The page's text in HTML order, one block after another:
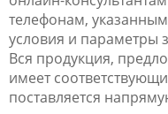
телефонам,
условия и параметры
Вся продукция,
имеет
поставляется